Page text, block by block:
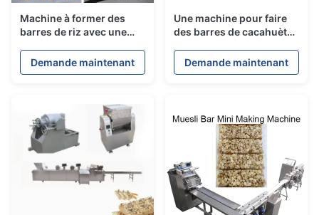
Machine à former des
barres de riz avec une
barres de cacahuètes
Demande maintenant
Une machine pour faire
des barres de cacahuètes
Demande maintenant